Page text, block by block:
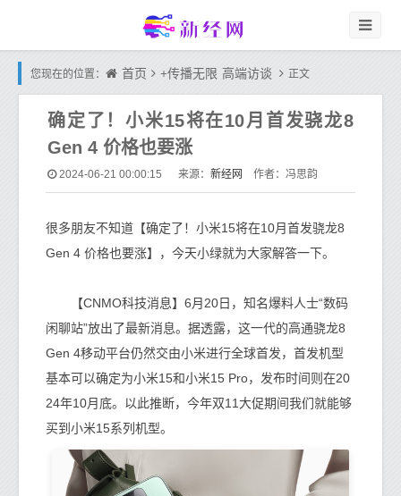
您现在的位置： 首页 +传播无限 高端访谈 正文
确定了！小米15将在10月首发骁龙8
Gen 4 价格也要涨
2024-06-21 00:00:15 来源： 新经网 作者：冯思韵
很多朋友不知道【确定了！小米15将在10月首发骁龙8
Gen 4 价格也要涨】，今天小绿就为大家解答一下。
【CNMO科技消息】6月20日，知名爆料人士“数码
闲聊站”放出了最新消息。据透露，这一代的高通骁龙8
Gen 4移动平台仍然交由小米进行全球首发，首发机型
基本可以确定为小米15和小米15 Pro，发布时间则在20
24年10月底。以此推断，今年双11大促期间我们就能够
买到小米15系列机型。